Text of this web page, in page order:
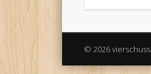
© 2026 vierschuss